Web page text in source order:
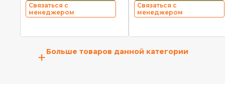
Связаться с
менеджером
Связаться с
менеджером
+Больше товаров данной категории